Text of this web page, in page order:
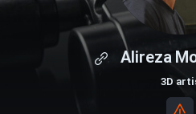
Alireza
3D